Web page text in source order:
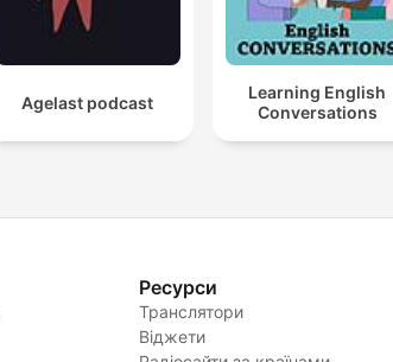
Agelast podcast
Learning English
Conversations
Ресурси
Транслятори
Віджети